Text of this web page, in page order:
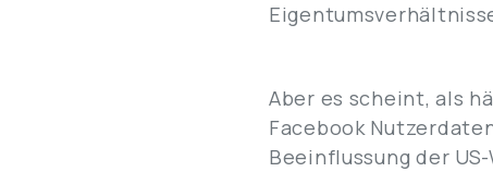
Aber es scheint, als
Facebook
Beeinflussung der